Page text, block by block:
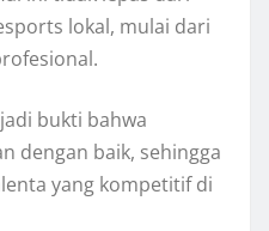
lokal, mulai dari
bukti bahwa
dengan baik, sehingga
yang kompetitif di